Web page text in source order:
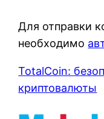
Для отправки
необходимо
TotalCoin:
криптовалюты